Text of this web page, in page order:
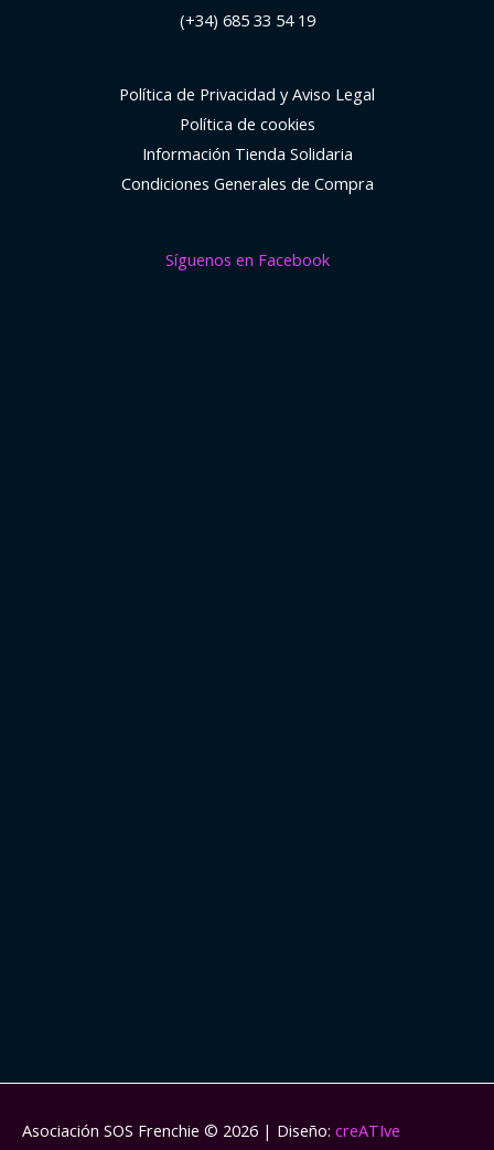
(+34) 685 33 54 19
Política de Privacidad y Aviso Legal
Política de cookies
Información Tienda Solidaria
Condiciones Generales de Compra
Síguenos en Facebook
Asociación SOS Frenchie © 2026 | Diseño: creATIve